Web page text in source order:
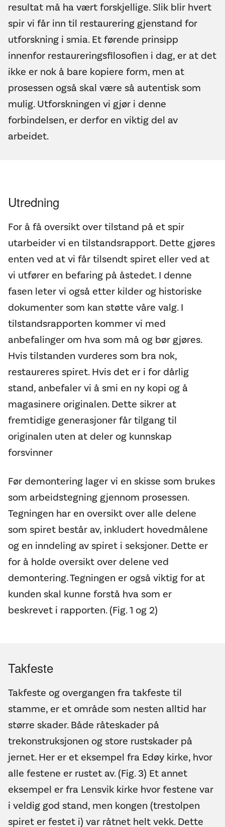
resultat må ha vært forskjellige. Slik blir hvert
spir vi får inn til restaurering gjenstand for
utforskning i smia. Et førende prinsipp
innenfor restaureringsfilosofien i dag, er at det
ikke er nok å bare kopiere form, men at
prosessen også skal være så autentisk som
mulig. Utforskningen vi gjør i denne
forbindelsen, er derfor en viktig del av
arbeidet.
Utredning
For å få oversikt over tilstand på et spir
utarbeider vi en tilstandsrapport. Dette gjøres
enten ved at vi får tilsendt spiret eller ved at
vi utfører en befaring på åstedet. I denne
fasen leter vi også etter kilder og historiske
dokumenter som kan støtte våre valg. I
tilstandsrapporten kommer vi med
anbefalinger om hva som må og bør gjøres.
Hvis tilstanden vurderes som bra nok,
restaureres spiret. Hvis det er i for dårlig
stand, anbefaler vi å smi en ny kopi og å
magasinere originalen. Dette sikrer at
fremtidige generasjoner får tilgang til
originalen uten at deler og kunnskap
forsvinner
Før demontering lager vi en skisse som brukes
som arbeidstegning gjennom prosessen.
Tegningen har en oversikt over alle delene
som spiret består av, inkludert hovedmålene
og en inndeling av spiret i seksjoner. Dette er
for å holde oversikt over delene ved
demontering. Tegningen er også viktig for at
kunden skal kunne forstå hva som er
beskrevet i rapporten. (Fig. 1 og 2)
Takfeste
Takfeste og overgangen fra takfeste til
stamme, er et område som nesten alltid har
større skader. Både råteskader på
trekonstruksjonen og store rustskader på
jernet. Her er et eksempel fra Edøy kirke, hvor
alle festene er rustet av. (Fig. 3) Et annet
eksempel er fra Lensvik kirke hvor festene var
i veldig god stand, men kongen (trestolpen
spiret er festet i) var råtnet helt vekk. Dette